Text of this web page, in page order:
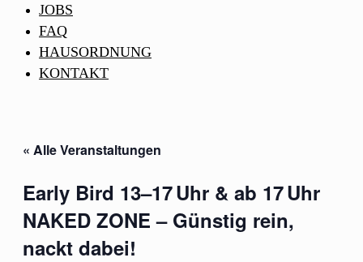
JOBS
FAQ
HAUSORDNUNG
KONTAKT
« Alle Veranstaltungen
Early Bird 13–17 Uhr & ab 17 Uhr
NAKED ZONE – Günstig rein,
nackt dabei!